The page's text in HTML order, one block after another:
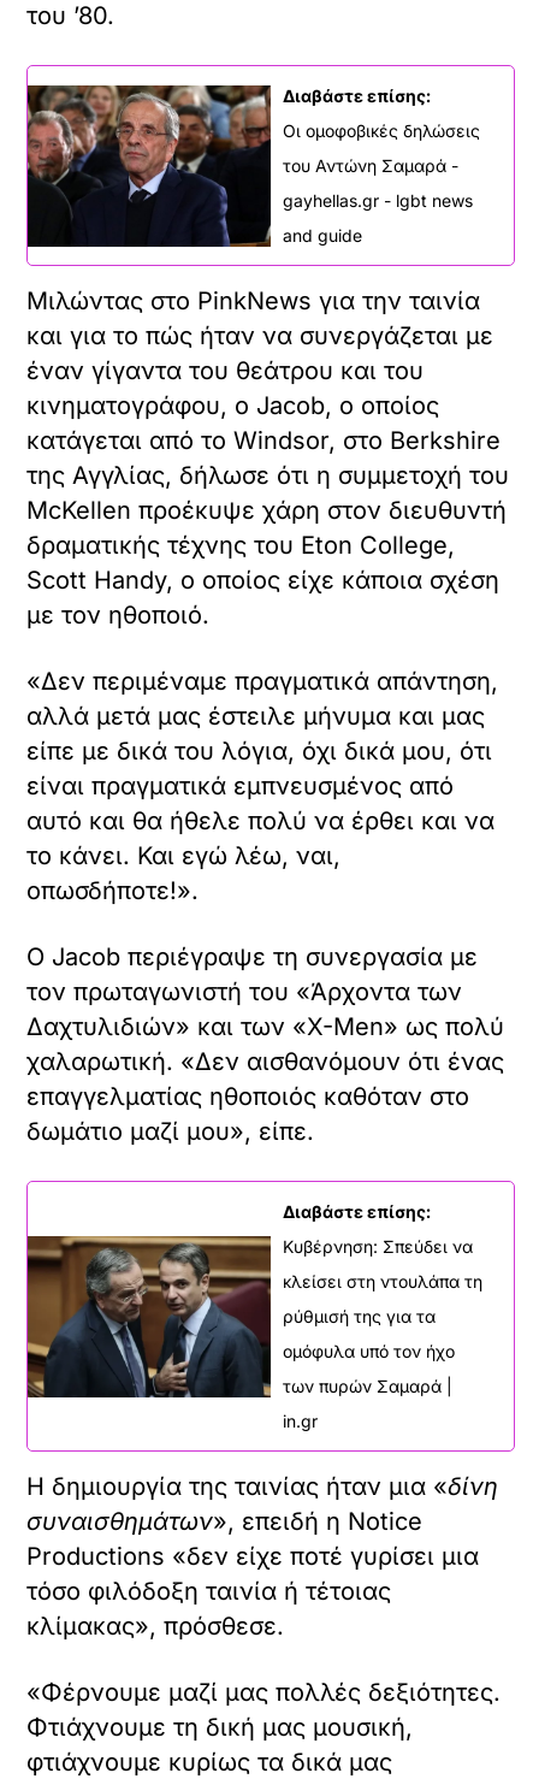
του ’80.
Διαβάστε επίσης:
Οι ομοφοβικές δηλώσεις
του Αντώνη Σαμαρά -
gayhellas.gr - lgbt news
and guide
Μιλώντας στο PinkNews για την ταινία
και για το πώς ήταν να συνεργάζεται με
έναν γίγαντα του θεάτρου και του
κινηματογράφου, ο Jacob, ο οποίος
κατάγεται από το Windsor, στο Berkshire
της Αγγλίας, δήλωσε ότι η συμμετοχή του
McKellen προέκυψε χάρη στον διευθυντή
δραματικής τέχνης του Eton College,
Scott Handy, ο οποίος είχε κάποια σχέση
με τον ηθοποιό.
«Δεν περιμέναμε πραγματικά απάντηση,
αλλά μετά μας έστειλε μήνυμα και μας
είπε με δικά του λόγια, όχι δικά μου, ότι
είναι πραγματικά εμπνευσμένος από
αυτό και θα ήθελε πολύ να έρθει και να
το κάνει. Και εγώ λέω, ναι,
οπωσδήποτε!».
Ο Jacob περιέγραψε τη συνεργασία με
τον πρωταγωνιστή του «Άρχοντα των
Δαχτυλιδιών» και των «X-Men» ως πολύ
χαλαρωτική. «Δεν αισθανόμουν ότι ένας
επαγγελματίας ηθοποιός καθόταν στο
δωμάτιο μαζί μου», είπε.
Διαβάστε επίσης:
Κυβέρνηση: Σπεύδει να
κλείσει στη ντουλάπα τη
ρύθμισή της για τα
ομόφυλα υπό τον ήχο
των πυρών Σαμαρά |
in.gr
Η δημιουργία της ταινίας ήταν μια «δίνη
συναισθημάτων», επειδή η Notice
Productions «δεν είχε ποτέ γυρίσει μια
τόσο φιλόδοξη ταινία ή τέτοιας
κλίμακας», πρόσθεσε.
«Φέρνουμε μαζί μας πολλές δεξιότητες.
Φτιάχνουμε τη δική μας μουσική,
φτιάχνουμε κυρίως τα δικά μας